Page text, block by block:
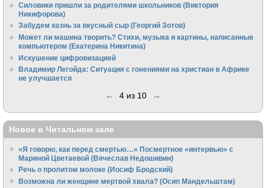
Силовики пришли за родителями школьников (Виктория
Никифорова)
Забудем казнь за вкусный сыр (Георгий Зотов)
Может ли машина творить? Стихи, музыка и картины, написанные
компьютером (Екатерина Никитина)
Искушение цифровизацией
Владимир Легойда: Ситуация с гонениями на христиан в Африке
не улучшается
← 4 из 10 →
Новое в Читальном зале
«Я говорю, как перед смертью…» Посмертное «интервью» с
Мариной Цветаевой (Вячеслав Недошивин)
Речь о пролитом молоке (Иосиф Бродский)
Возможна ли женщине мертвой хвала? (Осип Мандельштам)